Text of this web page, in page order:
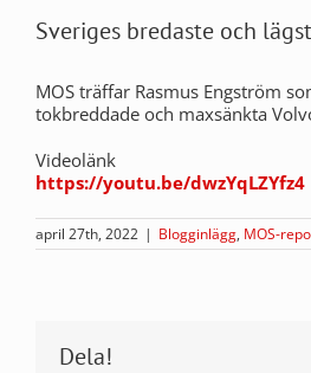
Sveriges bredaste och
MOS träffar Rasmus Engström
tokbreddade och maxsänkta
Videolänk
https://youtu.be/dwzYqLZYfz4
april 27th, 2022 | Blogginlägg, MOS-
Dela!